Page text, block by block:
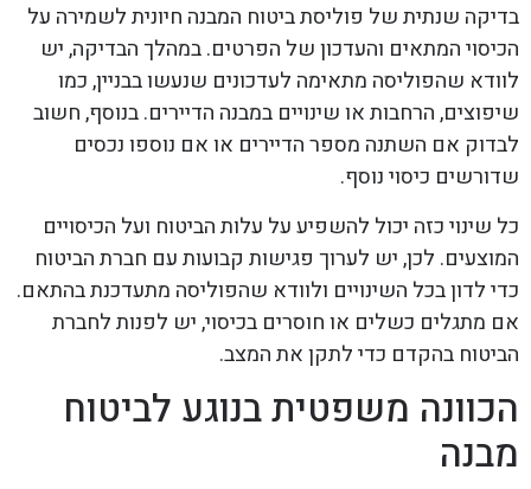
בדיקה שנתית של פוליסת ביטוח המבנה חיונית לשמירה על
הכיסוי המתאים והעדכון של הפרטים. במהלך הבדיקה, יש
לוודא שהפוליסה מתאימה לעדכונים שנעשו בבניין, כמו
שיפוצים, הרחבות או שינויים במבנה הדיירים. בנוסף, חשוב
לבדוק אם השתנה מספר הדיירים או אם נוספו נכסים
שדורשים כיסוי נוסף.
כל שינוי כזה יכול להשפיע על עלות הביטוח ועל הכיסויים
המוצעים. לכן, יש לערוך פגישות קבועות עם חברת הביטוח
כדי לדון בכל השינויים ולוודא שהפוליסה מתעדכנת בהתאם.
אם מתגלים כשלים או חוסרים בכיסוי, יש לפנות לחברת
הביטוח בהקדם כדי לתקן את המצב.
הכוונה משפטית בנוגע לביטוח
מבנה